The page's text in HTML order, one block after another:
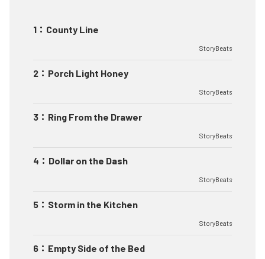
1 ： County Line
StoryBeats
2 ： Porch Light Honey
StoryBeats
3 ： Ring From the Drawer
StoryBeats
4 ： Dollar on the Dash
StoryBeats
5 ： Storm in the Kitchen
StoryBeats
6 ： Empty Side of the Bed